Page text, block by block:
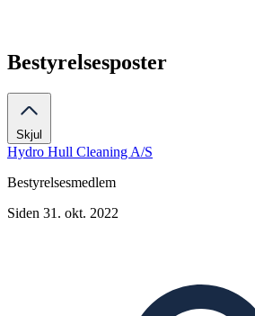
Bestyrelsesposter
Skjul
Hydro Hull Cleaning A/S
Bestyrelsesmedlem
Siden 31. okt. 2022